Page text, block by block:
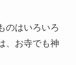
のはいろいろ
、お寺でも神